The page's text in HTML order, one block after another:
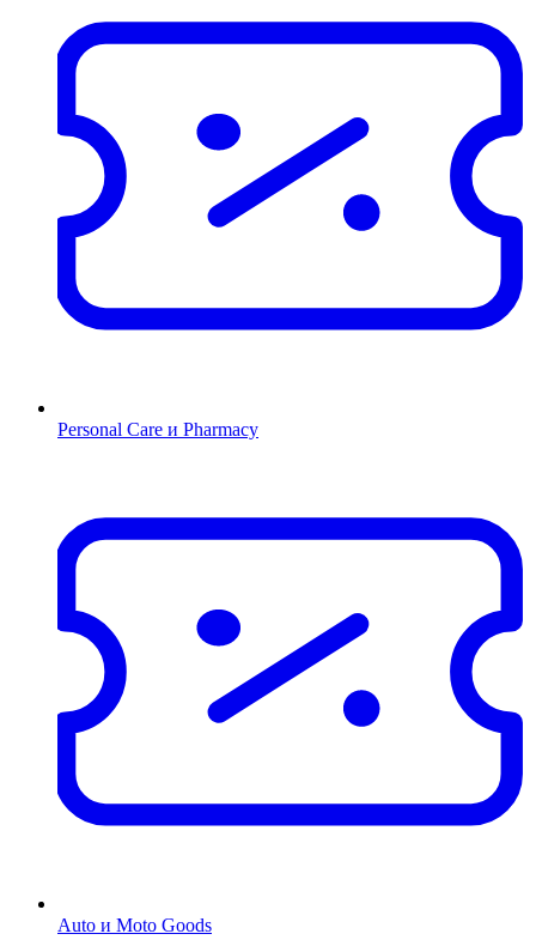
Personal Care и Pharmacy
Auto и Moto Goods